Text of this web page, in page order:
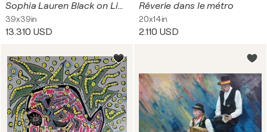
Sophia Lauren Black on Lightblue 100x100
39x39in
13.310 USD
Rêverie dans le métro
20x14in
2.110 USD